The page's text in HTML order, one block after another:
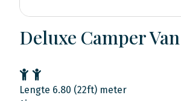
Deluxe Camper
Lengte 6.80 (22ft) meter